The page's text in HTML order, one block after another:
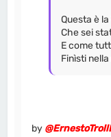
Questa è
Che sei
E come
Finìsti
by